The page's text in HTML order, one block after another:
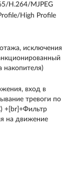
H.264/MJPEG
High Profile
исключения
накопителя)
вход в
тревоги по
+[br]+Фильтр
на движение